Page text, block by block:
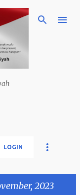
LOGIN
2023